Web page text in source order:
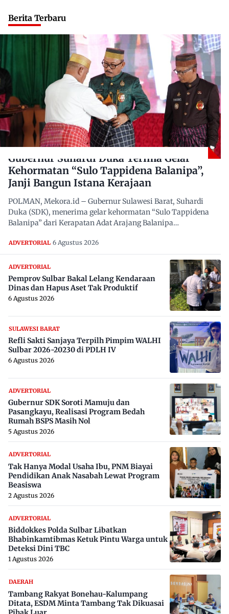
Berita Terbaru
Gubernur Suhardi Duka Terima Gelar
Kehormatan “Sulo Tappidena Balanipa”,
Janji Bangun Istana Kerajaan
POLMAN, Mekora.id – Gubernur Sulawesi Barat, Suhardi
Duka (SDK), menerima gelar kehormatan “Sulo Tappidena
Balanipa” dari Kerapatan Adat Arajang Balanipa…
ADVERTORIAL 6 Agustus 2026
ADVERTORIAL
Pemprov Sulbar Bakal Lelang Kendaraan
Dinas dan Hapus Aset Tak Produktif
6 Agustus 2026
SULAWESI BARAT
Refli Sakti Sanjaya Terpilh Pimpim WALHI
Sulbar 2026-20230 di PDLH IV
6 Agustus 2026
ADVERTORIAL
Gubernur SDK Soroti Mamuju dan
Pasangkayu, Realisasi Program Bedah
Rumah BSPS Masih Nol
5 Agustus 2026
ADVERTORIAL
Tak Hanya Modal Usaha Ibu, PNM Biayai
Pendidikan Anak Nasabah Lewat Program
Beasiswa
2 Agustus 2026
ADVERTORIAL
Biddokkes Polda Sulbar Libatkan
Bhabinkamtibmas Ketuk Pintu Warga untuk
Deteksi Dini TBC
1 Agustus 2026
DAERAH
Tambang Rakyat Bonehau-Kalumpang
Ditata, ESDM Minta Tambang Tak Dikuasai